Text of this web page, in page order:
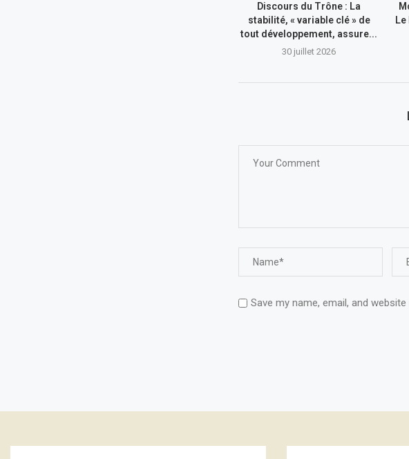
Discours du Trône : La
stabilité, « variable clé » de
tout développement, assure...
30 juillet 2026
Save my name, email, and